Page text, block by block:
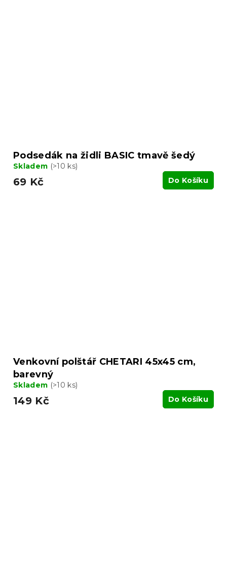
Podsedák na židli BASIC tmavě šedý
Skladem (>10 ks)
69 Kč Do Košíku
Venkovní polštář CHETARI 45x45 cm,
barevný
Skladem (>10 ks)
149 Kč Do Košíku